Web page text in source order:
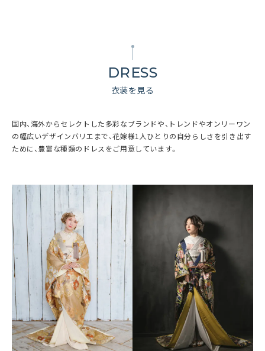
DRESS
衣装を見る
国内、海外からセレクトした多彩なブランドや、トレンドやオンリーワン
の幅広いデザインバリエまで、花嫁様1人ひとりの自分らしさを引き出す
ために、豊富な種類のドレスをご用意しています。